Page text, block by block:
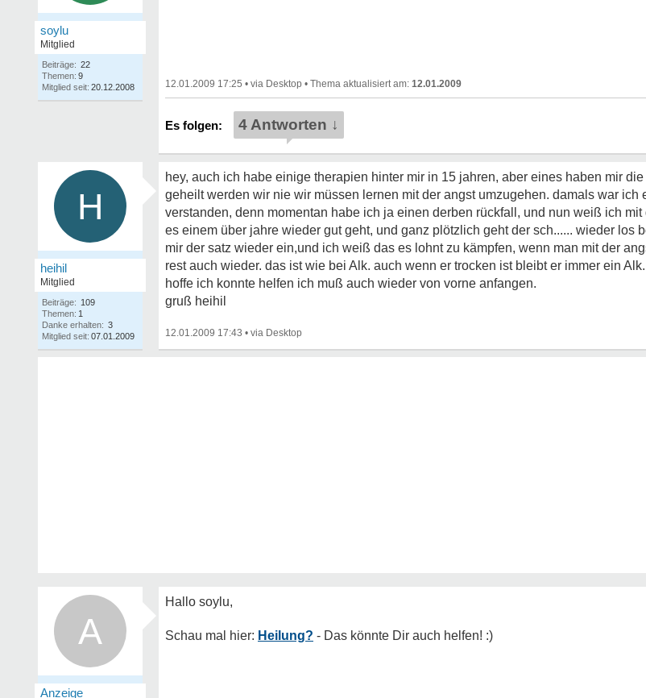
soylu
Mitglied
Beiträge: 22
Themen: 9
Mitglied seit: 20.12.2008 12.01.2009 17:25 • • 12.01.2009
4 Antworten ↓
H
heihil
Mitglied
Beiträge: 109
Themen: 1
Danke erhalten: 3
Mitglied seit: 07.01.2009
hey, auch ich habe einige therapien hinter mir in 15 jahren, aber eines haben mir
geheilt werden wir nie wir müssen lernen mit der angst umzugehen. damals war ich
verstanden, denn momentan habe ich ja einen derben rückfall, und nun weiß ich
es einem über jahre wieder gut geht, und ganz plötzlich geht der sch...... wieder los
mir der satz wieder ein,und ich weiß das es lohnt zu kämpfen, wenn man mit der
rest auch wieder. das ist wie bei Alk. auch wenn er trocken ist bleibt er immer ein
hoffe ich konnte helfen ich muß auch wieder von vorne anfangen.
gruß heihil
12.01.2009 17:43 •
A Heilung?